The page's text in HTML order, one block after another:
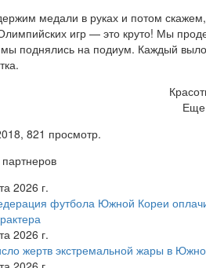
медали в руках и потом
игр — это круто! Мы
мы поднялись на подиум. Каждый
Еще
821 просмотр.
2026 г.
футбола Южной Кореи
2026 г.
жертв экстремальной жары в